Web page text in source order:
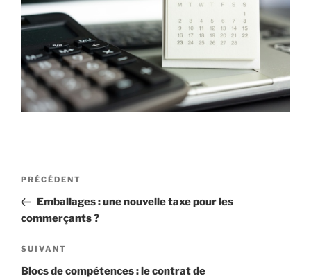
Navigation
l’article
Article
précédent
PRÉCÉDENT
Emballages : une nouvelle taxe pour les
commerçants ?
Article
suivant
SUIVANT
Blocs de compétences : le contrat de